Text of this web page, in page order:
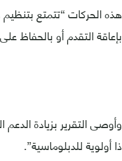
هذه الحركات “تتمتع
بإعاقة التقدم أو بالحفاظ
وأوصى التقرير بزيادة
ذا أولوية للدبلوماسية”.